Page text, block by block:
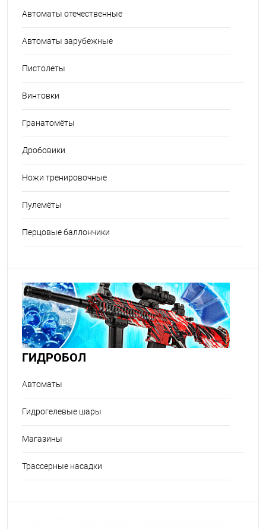
Автоматы отечественные
Автоматы зарубежные
Пистолеты
Винтовки
Гранатомёты
Дробовики
Ножи тренировочные
Пулемёты
Перцовые баллончики
ГИДРОБОЛ
Автоматы
Гидрогелевые шары
Магазины
Трассерные насадки